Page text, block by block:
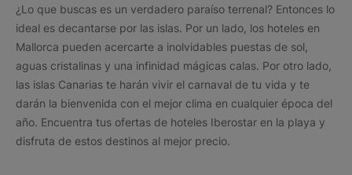
¿Lo que buscas es un verdadero paraíso terrenal? Entonces lo
ideal es decantarse por las islas. Por un lado, los hoteles en
Mallorca pueden acercarte a inolvidables puestas de sol,
aguas cristalinas y una infinidad mágicas calas. Por otro lado,
las islas Canarias te harán vivir el carnaval de tu vida y te
darán la bienvenida con el mejor clima en cualquier época del
año. Encuentra tus ofertas de hoteles Iberostar en la playa y
disfruta de estos destinos al mejor precio.